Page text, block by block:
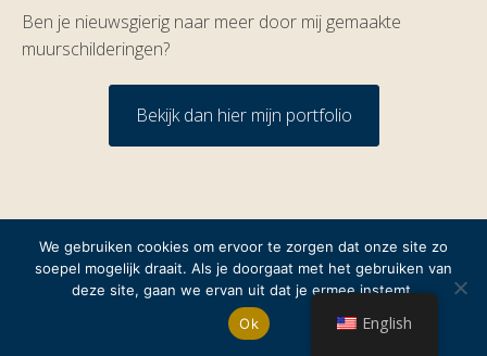
Ben je nieuwsgierig naar meer door mij gemaakte
muurschilderingen?
Bekijk dan hier mijn portfolio
- Webdesign by Soulful Concepts Studio
English
We gebruiken cookies om ervoor te zorgen dat onze site zo
soepel mogelijk draait. Als je doorgaat met het gebruiken van
deze site, gaan we ervan uit dat je ermee instemt.
Ok